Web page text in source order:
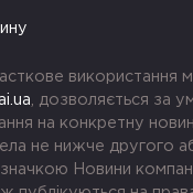
використання
, дозволяється за
на конкретну
не нижче другого
Новини